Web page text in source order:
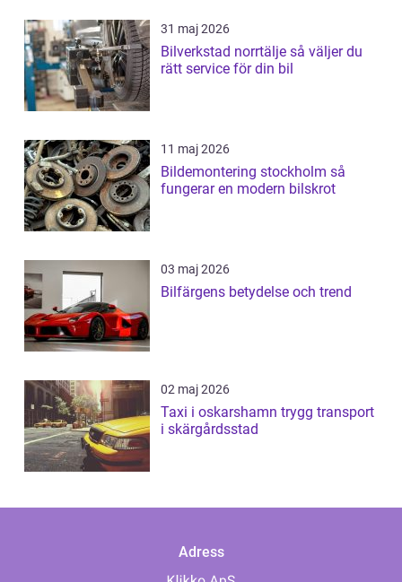
31 maj 2026
Bilverkstad norrtälje så väljer du
rätt service för din bil
11 maj 2026
Bildemontering stockholm så
fungerar en modern bilskrot
03 maj 2026
Bilfärgens betydelse och trend
02 maj 2026
Taxi i oskarshamn trygg transport
i skärgårdsstad
Adress